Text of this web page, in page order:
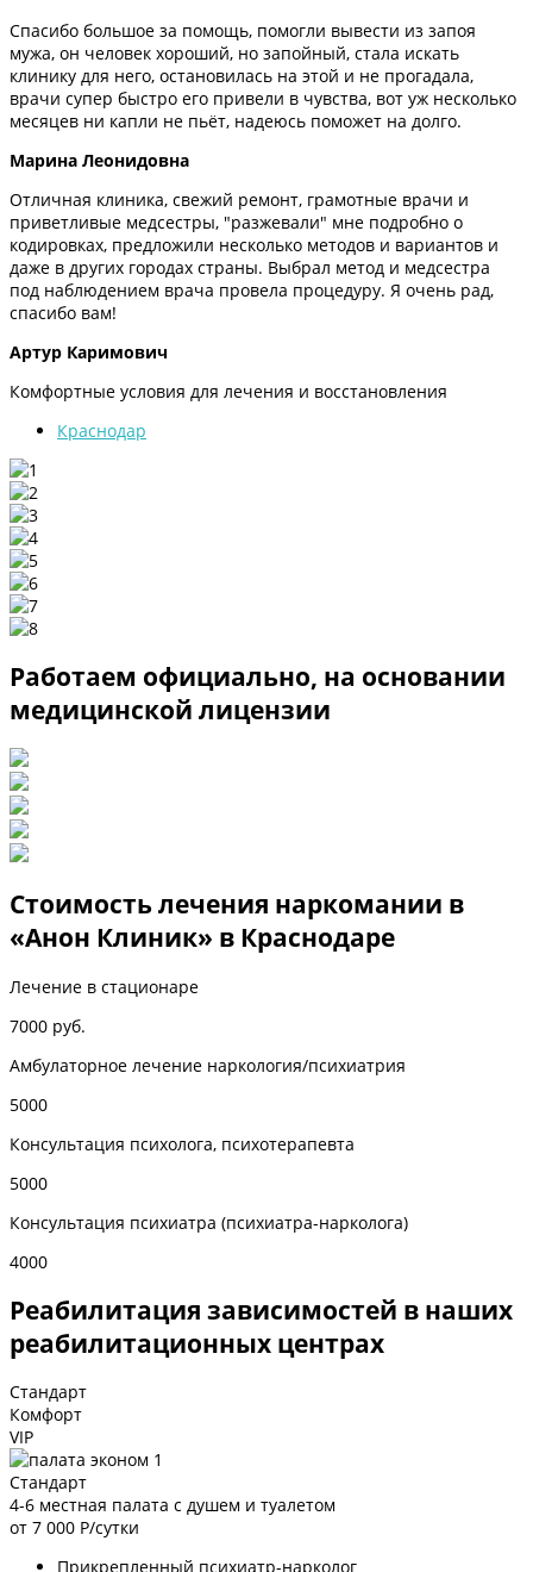
Спасибо большое за помощь, помогли вывести из запоя
мужа, он человек хороший, но запойный, стала искать
клинику для него, остановилась на этой и не прогадала,
врачи супер быстро его привели в чувства, вот уж несколько
месяцев ни капли не пьёт, надеюсь поможет на долго.
Марина Леонидовна
Отличная клиника, свежий ремонт, грамотные врачи и
приветливые медсестры, "разжевали" мне подробно о
кодировках, предложили несколько методов и вариантов и
даже в других городах страны. Выбрал метод и медсестра
под наблюдением врача провела процедуру. Я очень рад,
спасибо вам!
Артур Каримович
Комфортные условия для лечения и восстановления
Краснодар
Работаем официально, на основании
медицинской лицензии
Стоимость лечения наркомании в
«Анон Клиник» в Краснодаре
Лечение в стационаре
7000 руб.
Амбулаторное лечение наркология/психиатрия
5000
Консультация психолога, психотерапевта
5000
Консультация психиатра (психиатра-нарколога)
4000
Реабилитация зависимостей в наших
реабилитационных центрах
Стандарт
Комфорт
VIP
Стандарт
4-6 местная палата с душем и туалетом
от 7 000 Р/сутки
Прикрепленный психиатр-нарколог